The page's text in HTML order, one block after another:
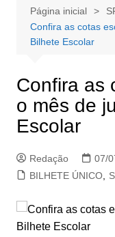
Página inicial
Confira as cotas
Bilhete Escolar
Confira as
o mês de
Escolar
Redação 07/
BILHETE ÚNICO,